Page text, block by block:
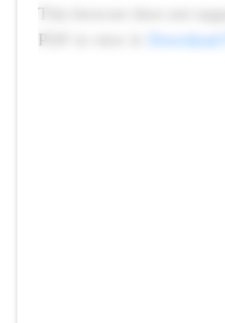
This browser does not
PDF to view it:
Download